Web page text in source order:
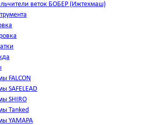
веток БОБЕР (Ижтехмаш)
FALCON
SAFELEAD
SHIRO
Tanked
YAMAPA